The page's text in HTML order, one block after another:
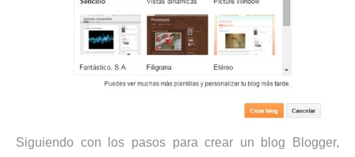
Siguiendo con los pasos para crear un blog Blogger,